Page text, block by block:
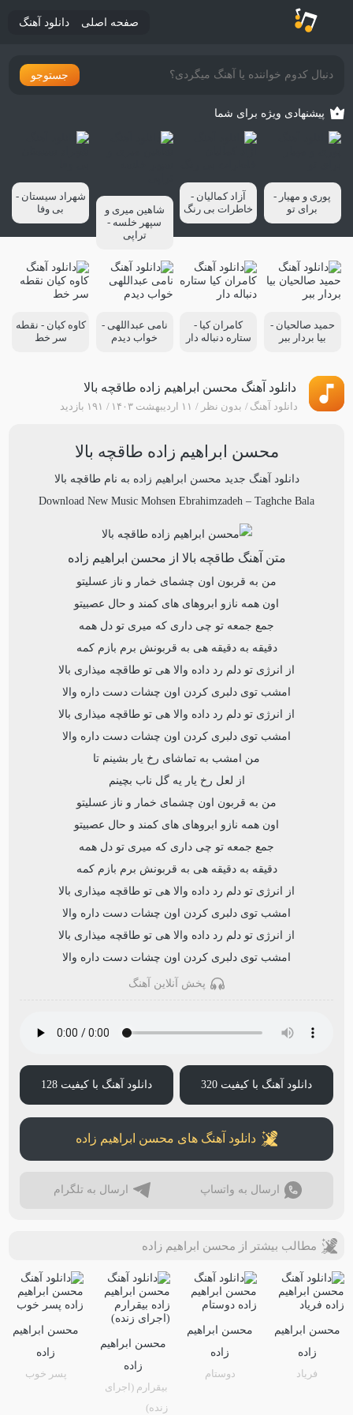
صفحه اصلی دانلود آهنگ
جستوجو
پیشنهادی ویژه برای شما
پوری و مهیار -
برای تو
آزاد کمالیان -
خاطرات بی رنگ
شاهین میری و
سپهر خلسه -
تراپی
شهراد سیستان -
بی وفا
حمید صالحیان -
بیا بردار ببر
کامران کیا -
ستاره دنباله دار
نامی عبداللهی -
خواب دیدم
کاوه کیان - نقطه
سر خط
دانلود آهنگ محسن ابراهیم‌ زاده طاقچه بالا
دانلود آهنگ بدون نظر ۱۱ اردیبهشت ۱۴۰۳ ۱۹۱ بازدید
محسن ابراهیم‌ زاده طاقچه بالا
دانلود آهنگ جدید محسن ابراهیم‌ زاده به نامطاقچه بالا
Download New Music Mohsen Ebrahimzadeh – Taghche Bala
متن آهنگ طاقچه بالا از محسن ابراهیم‌ زاده
من به قربون اون چشمای خمار و ناز عسلیتو
اون همه نازو ابروهای های کمند و حال عصبیتو
جمع جمعه تو چی داری که میری تو دل همه
دقیقه به دقیقه هی به قربونش برم بازم کمه
از انرژی تو دلم رد داده والا هی تو طاقچه میذاری بالا
امشب توی دلبری کردن اون چشات دست داره والا
از انرژی تو دلم رد داده والا هی تو طاقچه میذاری بالا
امشب توی دلبری کردن اون چشات دست داره والا
من امشب به تماشای رخ یار بشینم تا
از لعل رخ یار یه گل ناب بچینم
من به قربون اون چشمای خمار و ناز عسلیتو
اون همه نازو ابروهای های کمند و حال عصبیتو
جمع جمعه تو چی داری که میری تو دل همه
دقیقه به دقیقه هی به قربونش برم بازم کمه
از انرژی تو دلم رد داده والا هی تو طاقچه میذاری بالا
امشب توی دلبری کردن اون چشات دست داره والا
از انرژی تو دلم رد داده والا هی تو طاقچه میذاری بالا
امشب توی دلبری کردن اون چشات دست داره والا
پخش آنلاین آهنگ
دانلود آهنگ با کیفیت 320 دانلود آهنگ با کیفیت 128
دانلود آهنگ های محسن ابراهیم زاده
ارسال به واتساپ ارسال به تلگرام
مطالب بیشتر از محسن ابراهیم زاده
محسن ابراهیم
زاده
فریاد
محسن ابراهیم
زاده
دوستام
محسن ابراهیم
زاده
بیقرارم (اجرای
زنده)
محسن ابراهیم
زاده
پسر خوب